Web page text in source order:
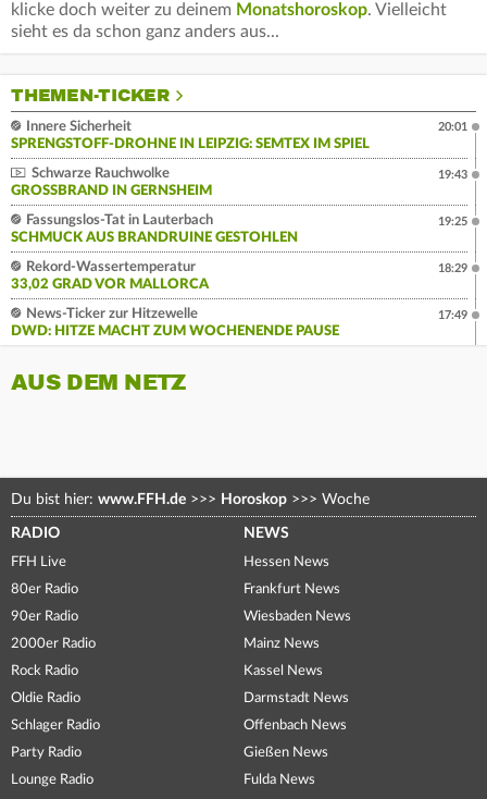
klicke doch weiter zu deinem Monatshoroskop. Vielleicht
sieht es da schon ganz anders aus...
THEMEN-TICKER
Innere Sicherheit
SPRENGSTOFF-DROHNE IN LEIPZIG: SEMTEX IM SPIEL
20:01
Schwarze Rauchwolke
GROSSBRAND IN GERNSHEIM
19:43
Fassungslos-Tat in Lauterbach
SCHMUCK AUS BRANDRUINE GESTOHLEN
19:25
Rekord-Wassertemperatur
33,02 GRAD VOR MALLORCA
18:29
News-Ticker zur Hitzewelle
DWD: HITZE MACHT ZUM WOCHENENDE PAUSE
17:49
AUS DEM NETZ
Du bist hier: www.FFH.de >>> Horoskop >>> Woche
RADIO
FFH Live
80er Radio
90er Radio
2000er Radio
Rock Radio
Oldie Radio
Schlager Radio
Party Radio
Lounge Radio
NEWS
Hessen News
Frankfurt News
Wiesbaden News
Mainz News
Kassel News
Darmstadt News
Offenbach News
Gießen News
Fulda News